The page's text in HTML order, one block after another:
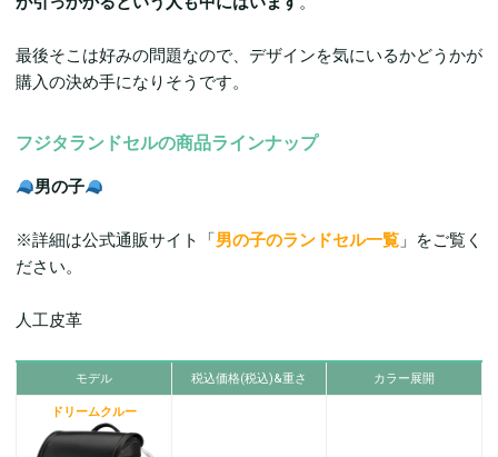
最後そこは好みの問題なので、デザインを気にいるかどうかが
購入の決め手になりそうです。
フジタランドセルの商品ラインナップ
男の子
※詳細は公式通販サイト「 男の子のランドセル一覧 」をご覧く
ださい。
人工皮革
モデル 税込価格(税込)&重さ カラー展開
ドリームクルー